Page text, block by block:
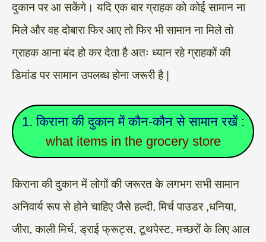
दुकान पर आ सकेंगे। यदि एक बार ग्राहक को कोई सामान ना
मिले और वह दोबारा फिर आए तो फिर भी सामान ना मिले तो
ग्राहक आना बंद हो कर देता है अतः ध्यान रहे ग्राहकों की
डिमांड पर सामान उपलब्ध होना जरूरी है |
1. किराना की दुकान में कौन-कौन से सामान रखें :
what items in the grocery store
किराना की दुकान में लोगों की जरूरत के लगभग सभी सामान
अनिवार्य रूप से होने चाहिए जैसे हल्दी, मिर्च पाउडर ,धनिया,
जीरा, काली मिर्च, ड्राई फ्रूट्स, टूथपेस्ट, मच्छरों के लिए आल